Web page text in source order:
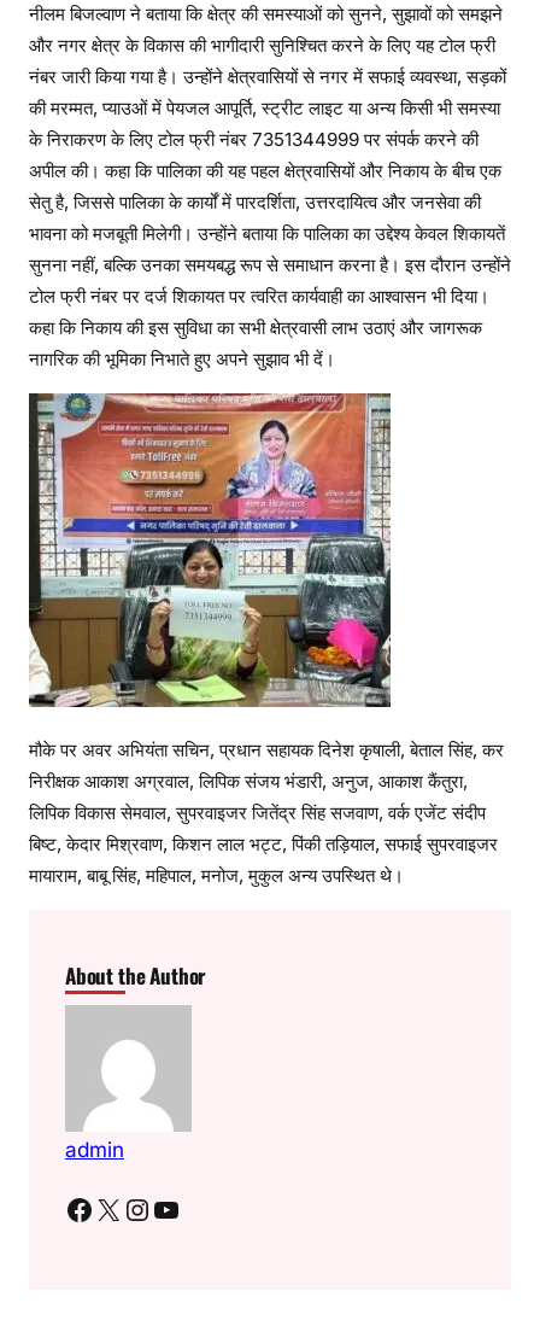
नीलम बिजल्वाण ने बताया कि क्षेत्र की समस्याओं को सुनने, सुझावों को समझने
और नगर क्षेत्र के विकास की भागीदारी सुनिश्चित करने के लिए यह टोल फ्री
नंबर जारी किया गया है। उन्होंने क्षेत्रवासियों से नगर में सफाई व्यवस्था, सड़कों
की मरम्मत, प्याउओं में पेयजल आपूर्ति, स्ट्रीट लाइट या अन्य किसी भी समस्या
के निराकरण के लिए टोल फ्री नंबर 7351344999 पर संपर्क करने की
अपील की। कहा कि पालिका की यह पहल क्षेत्रवासियों और निकाय के बीच एक
सेतु है, जिससे पालिका के कार्यों में पारदर्शिता, उत्तरदायित्व और जनसेवा की
भावना को मजबूती मिलेगी। उन्होंने बताया कि पालिका का उद्देश्य केवल शिकायतें
सुनना नहीं, बल्कि उनका समयबद्ध रूप से समाधान करना है। इस दौरान उन्होंने
टोल फ्री नंबर पर दर्ज शिकायत पर त्वरित कार्यवाही का आश्वासन भी दिया।
कहा कि निकाय की इस सुविधा का सभी क्षेत्रवासी लाभ उठाएं और जागरूक
नागरिक की भूमिका निभाते हुए अपने सुझाव भी दें।
मौके पर अवर अभियंता सचिन, प्रधान सहायक दिनेश कृषाली, बेताल सिंह, कर
निरीक्षक आकाश अग्रवाल, लिपिक संजय भंडारी, अनुज, आकाश कैंतुरा,
लिपिक विकास सेमवाल, सुपरवाइजर जितेंद्र सिंह सजवाण, वर्क एजेंट संदीप
बिष्ट, केदार मिश्रवाण, किशन लाल भट्ट, पिंकी तड़ियाल, सफाई सुपरवाइजर
मायाराम, बाबू सिंह, महिपाल, मनोज, मुकुल अन्य उपस्थित थे।
About the Author
admin
Facebook X Instagram YouTube